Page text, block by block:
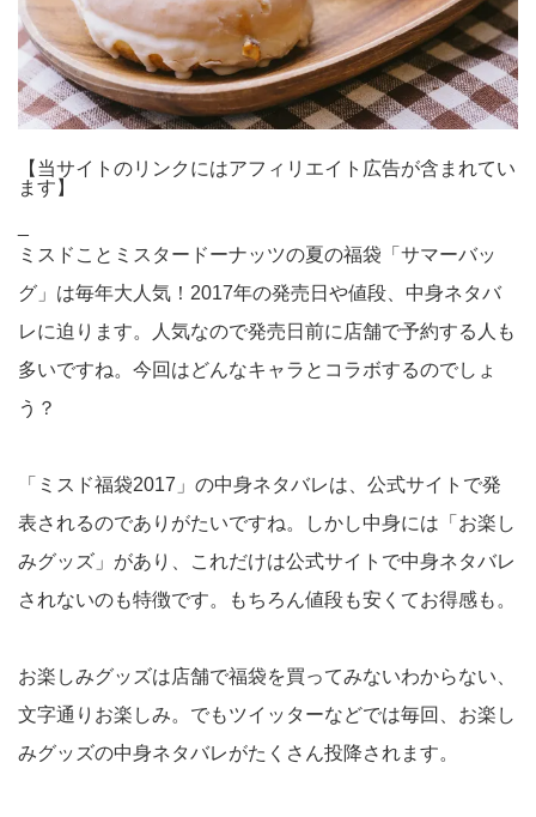
【当サイトのリンクにはアフィリエイト広告が含まれてい
ます】
ミスドことミスタードーナッツの夏の福袋「サマーバッ
グ」は毎年大人気！2017年の発売日や値段、中身ネタバ
レに迫ります。人気なので発売日前に店舗で予約する人も
多いですね。今回はどんなキャラとコラボするのでしょ
う？
「ミスド福袋2017」の中身ネタバレは、公式サイトで発
表されるのでありがたいですね。しかし中身には「お楽し
みグッズ」があり、これだけは公式サイトで中身ネタバレ
されないのも特徴です。もちろん値段も安くてお得感も。
お楽しみグッズは店舗で福袋を買ってみないわからない、
文字通りお楽しみ。でもツイッターなどでは毎回、お楽し
みグッズの中身ネタバレがたくさん投降されます。